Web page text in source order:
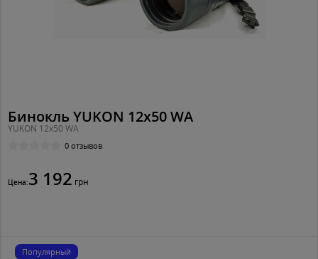
Бинокль YUKON 12x50 WA
YUKON 12x50 WA
0 отзывов
Цена:3 192 грн
Популярный